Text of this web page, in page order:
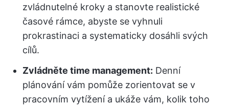
zvládnutelné kroky a stanovte realistické
časové rámce, abyste se vyhnuli
prokrastinaci a systematicky dosáhli svých
cílů.
Zvládněte time management: Denní
plánování vám pomůže zorientovat se v
pracovním vytížení a ukáže vám, kolik toho